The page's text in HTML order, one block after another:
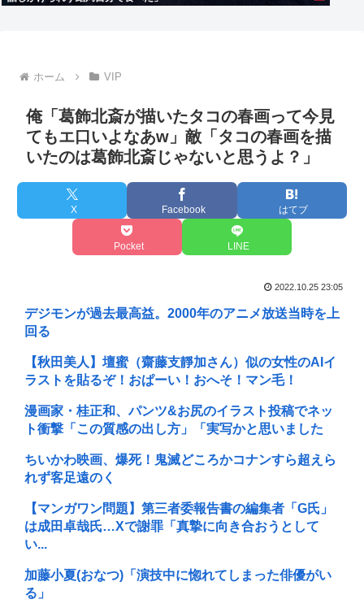
ホーム VIP
俺「葛飾北斎が描いたタコの春画って今見
てもエ口いよなあw」敵「タコの春画を描
いたのは葛飾北斎じゃないと思うよ？」
X Facebook はてブ
Pocket LINE
2022.10.25 23:05
デジモンが過去最高益。2000年のアニメ放送当時を上
回る
【秋田美人】壇蜜（齋藤支靜加さん）似の女性のAIイ
ラストを貼るぞ！おぱーい！おへそ！マン毛！
漫画家・桂正和、パンツ&お尻のイラスト投稿でネッ
ト衝撃「この質感の出し方」「実写かと思いました
ちいかわ映画、爆死！鬼滅どころかコナンすら超えら
れず客足遠のく
【マンガワン問題】第三者委報告書の編集者「G氏」
は成田卓哉氏…Xで謝罪「真摯に向き合おうとして
い...
加藤小夏(おなつ)「演技中に惚れてしまった俳優がい
る」